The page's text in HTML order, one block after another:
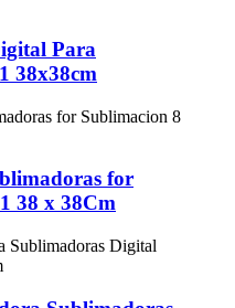
Para
38x38cm
for
38 x 38Cm